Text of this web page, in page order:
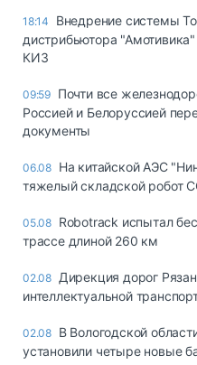
18:14
Внедрение системы
дистрибьютора
КИЗ
09:59 Почти все
Россией и Белоруссией
документы
06.08 На китайской АЭС
тяжелый складской робот
05.08 Robotrack испытал
трассе длиной 260 км
02.08 Дирекция дорог
интеллектуальной
02.08 В Вологодской
установили четыре новые